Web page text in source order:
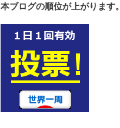
本ブログの順位が上がります。